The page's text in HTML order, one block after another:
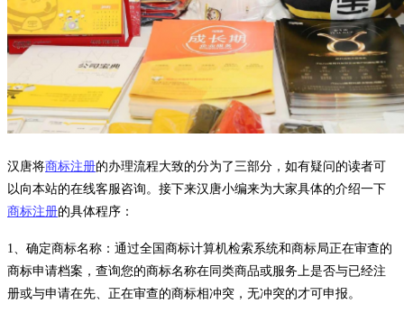
汉唐将商标注册的办理流程大致的分为了三部分，如有疑问的读者可
以向本站的在线客服咨询。接下来汉唐小编来为大家具体的介绍一下
商标注册的具体程序：
1、确定商标名称：通过全国商标计算机检索系统和商标局正在审查的
商标申请档案，查询您的商标名称在同类商品或服务上是否与已经注
册或与申请在先、正在审查的商标相冲突，无冲突的才可申报。